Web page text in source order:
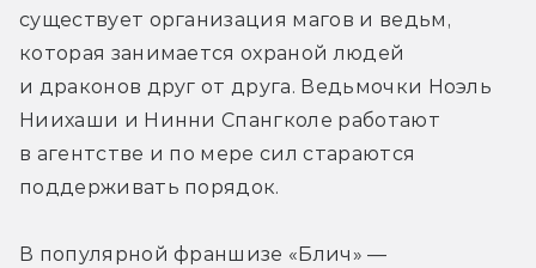
существует организация магов и ведьм,
которая занимается охраной людей
и драконов друг от друга. Ведьмочки Ноэль
Ниихаши и Нинни Спангколе работают
в агентстве и по мере сил стараются
поддерживать порядок.
В популярной франшизе «Блич» —